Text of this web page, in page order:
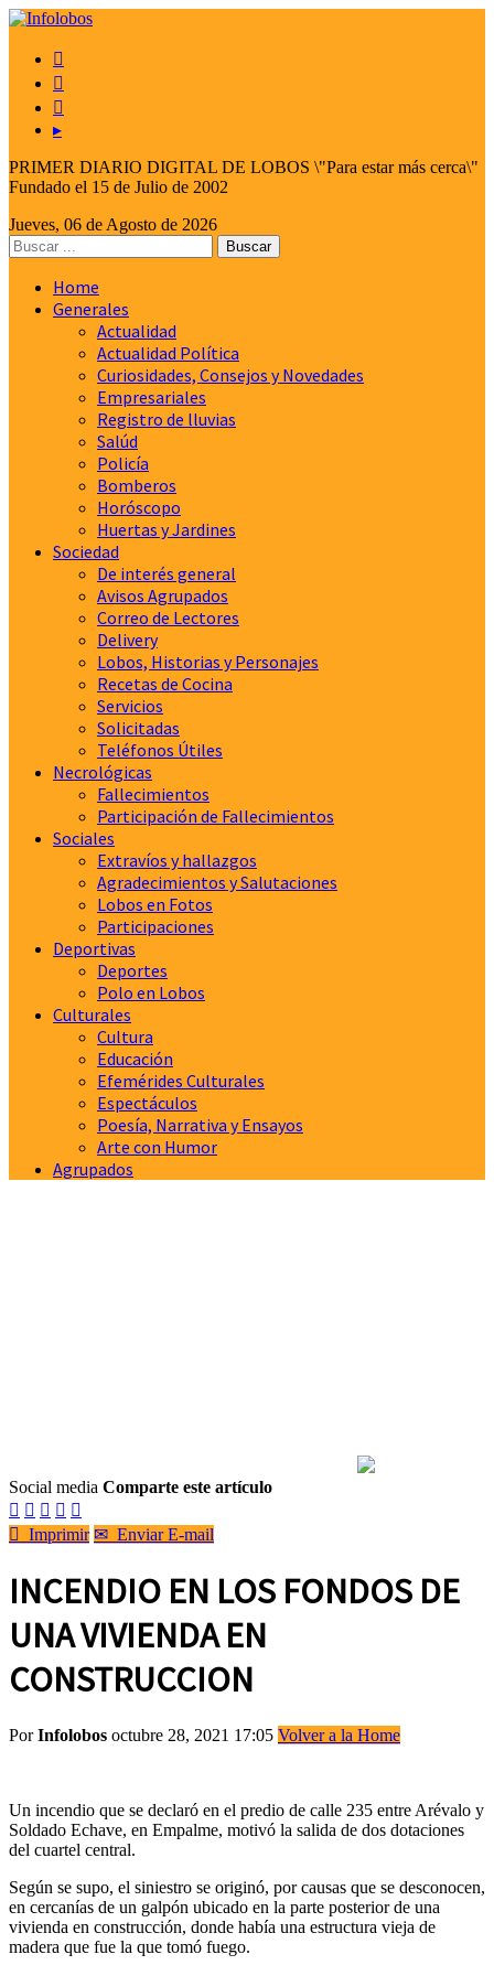



▸
PRIMER DIARIO DIGITAL DE LOBOS \"Para estar más cerca\"
Fundado el 15 de Julio de 2002
Jueves, 06 de Agosto de 2026
Home
Generales
Actualidad
Actualidad Política
Curiosidades, Consejos y Novedades
Empresariales
Registro de lluvias
Salúd
Policía
Bomberos
Horóscopo
Huertas y Jardines
Sociedad
De interés general
Avisos Agrupados
Correo de Lectores
Delivery
Lobos, Historias y Personajes
Recetas de Cocina
Servicios
Solicitadas
Teléfonos Útiles
Necrológicas
Fallecimientos
Participación de Fallecimientos
Sociales
Extravíos y hallazgos
Agradecimientos y Salutaciones
Lobos en Fotos
Participaciones
Deportivas
Deportes
Polo en Lobos
Culturales
Cultura
Educación
Efemérides Culturales
Espectáculos
Poesía, Narrativa y Ensayos
Arte con Humor
Agrupados
Social media Comparte este artículo
    
 Imprimir ✉ Enviar E-mail
INCENDIO EN LOS FONDOS DE
UNA VIVIENDA EN
CONSTRUCCION
PorInfolobos octubre 28, 2021 17:05 Volver a la Home
Un incendio que se declaró en el predio de calle 235 entre Arévalo y
Soldado Echave, en Empalme, motivó la salida de dos dotaciones
del cuartel central.
Según se supo, el siniestro se originó, por causas que se desconocen,
en cercanías de un galpón ubicado en la parte posterior de una
vivienda en construcción, donde había una estructura vieja de
madera que fue la que tomó fuego.